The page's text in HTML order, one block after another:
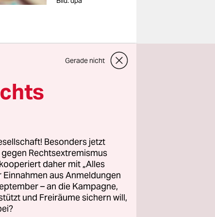
mit
Gerade nicht
Besonders jetzt
Rechtsextremismus
daher mit „Alles
aus Anmeldungen
– an die Kampagne,
und Freiräume sichern will,